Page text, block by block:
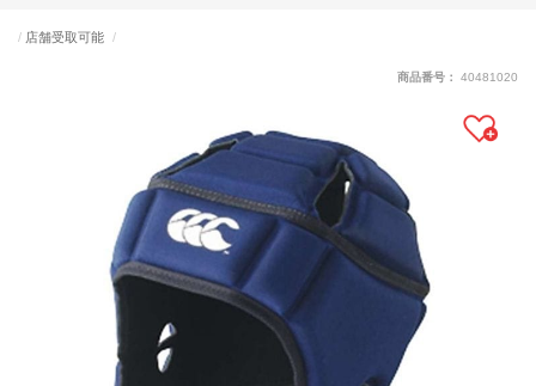
店舗受取可能
商品番号： 40481020